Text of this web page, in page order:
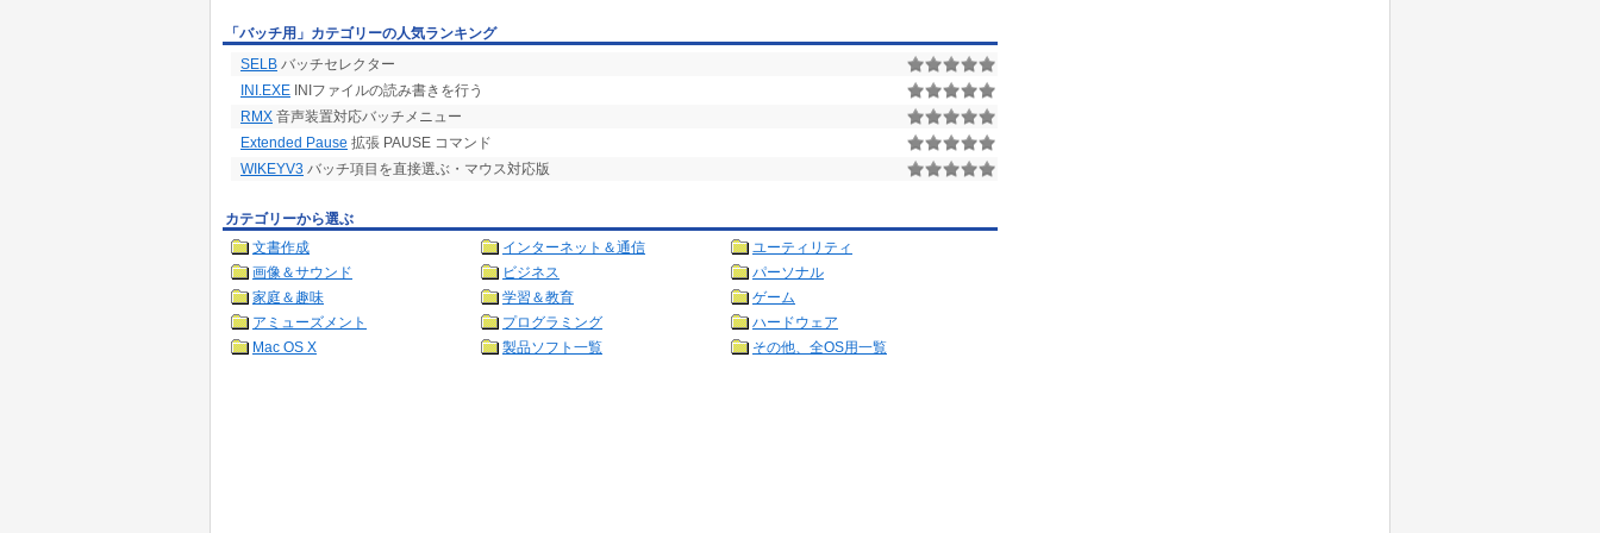
「バッチ用」カテゴリーの人気ランキング
SELB バッチセレクター
INI.EXE INIファイルの読み書きを行う
RMX 音声装置対応バッチメニュー
Extended Pause 拡張 PAUSE コマンド
WIKEYV3 バッチ項目を直接選ぶ・マウス対応版
カテゴリーから選ぶ
文書作成
インターネット＆通信
ユーティリティ
画像＆サウンド
ビジネス
パーソナル
家庭＆趣味
学習＆教育
ゲーム
アミューズメント
プログラミング
ハードウェア
Mac OS X
製品ソフト一覧 その他、全OS用一覧